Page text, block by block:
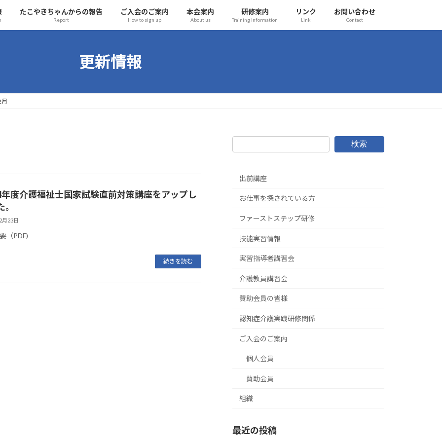
たこやきちゃんからの報告
Report
ご入会のご案内
How to sign up
本会案内
About us
研修案内
Training Information
リンク
Link
お問い合わせ
Contact
更新情報
度介護福祉士国家試験直前対策講座をアップし
月23日
（PDF)
続きを読む
検索
出前講座
お仕事を探されている方
ファーストステップ研修
技能実習情報
実習指導者講習会
介護教員講習会
賛助会員の皆様
認知症介護実践研修関係
ご入会のご案内
個人会員
賛助会員
組織
最近の投稿